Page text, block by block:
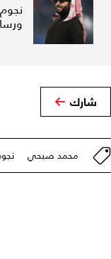
شارك
محمد صبحي